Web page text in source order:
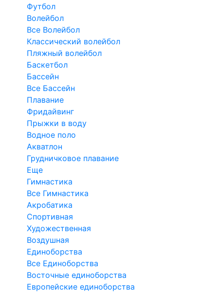
Футбол
Волейбол
Все Волейбол
Классический волейбол
Пляжный волейбол
Баскетбол
Бассейн
Все Бассейн
Плавание
Фридайвинг
Прыжки в воду
Водное поло
Акватлон
Грудничковое плавание
Еще
Гимнастика
Все Гимнастика
Акробатика
Спортивная
Художественная
Воздушная
Единоборства
Все Единоборства
Восточные единоборства
Европейские единоборства